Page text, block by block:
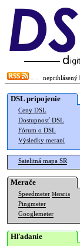
neprihlásený
DSL pripojenie
Ceny DSL
Dostupnosť DSL
Fórum o DSL
Výsledky meraní
Satelitná mapa SR
Merače
Speedmeter Merania
Pingmeter
Googlemeter
Hľadanie